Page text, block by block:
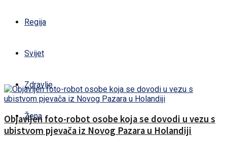
Regija
Svijet
Zdravlje
Žena
Objavljen foto-robot osobe koja se dovodi u vezu s
ubistvom pjevača iz Novog Pazara u Holandiji